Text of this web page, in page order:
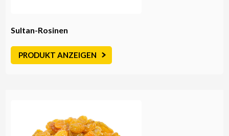
Sultan-Rosinen
PRODUKT ANZEIGEN